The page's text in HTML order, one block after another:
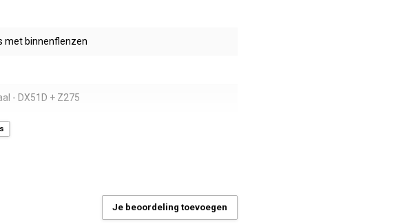
met binnenflenzen
- DX51D + Z275
Je beoordeling toevoegen